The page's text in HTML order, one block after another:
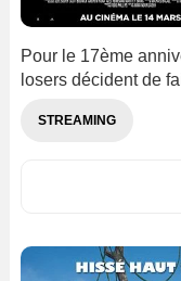
Pour le 17ème
losers décident de
STREAMING